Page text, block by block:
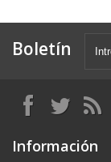
Boletín
Información